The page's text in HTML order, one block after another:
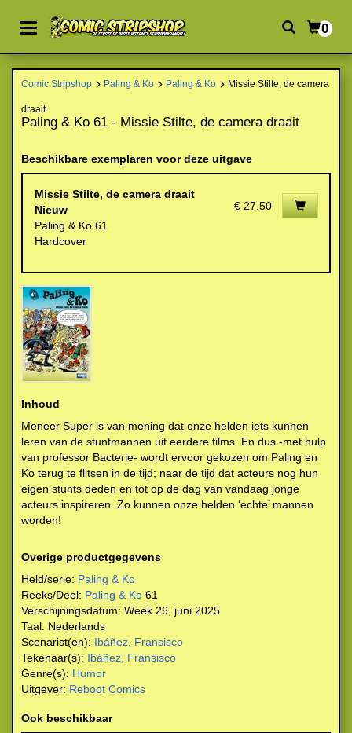
0
Comic Stripshop Paling & Ko Paling & Ko Missie Stilte, de camera
draait
Paling & Ko 61 - Missie Stilte, de camera draait
Beschikbare exemplaren voor deze uitgave
Missie Stilte, de camera draait
Nieuw
Paling & Ko 61
Hardcover
€ 27,50
Inhoud
Meneer Super is van mening dat onze helden iets kunnen
leren van de stuntmannen uit eerdere films. En dus -met hulp
van professor Bacterie- wordt ervoor gekozen om Paling en
Ko terug te flitsen in de tijd; naar de tijd dat acteurs nog hun
eigen stunts deden en tot op de dag van vandaag jonge
acteurs inspireren. Zo kunnen onze helden ‘echte’ mannen
worden!
Overige productgegevens
Held/serie: Paling & Ko
Reeks/Deel: Paling & Ko 61
Verschijningsdatum: Week 26, juni 2025
Taal: Nederlands
Scenarist(en): Ibáñez, Fransisco
Tekenaar(s): Ibáñez, Fransisco
Genre(s): Humor
Uitgever: Reboot Comics
Ook beschikbaar